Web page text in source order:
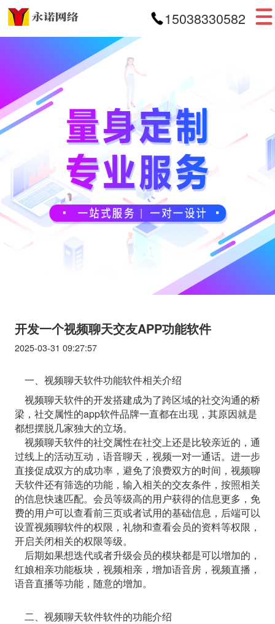
15038330582
首页
APP开发
小程序开发
案例展示
新闻资讯
关于我们
开发一个视频聊天交友APP功能软件
2025-03-31 09:27:57
一、视频聊天软件功能软件相关介绍
视频聊天软件的开发搭建成为了跨区域的社交沟通的桥
梁，社交属性的app软件品牌一直都在出现，其原因就是
都想摆脱几家独大的立场。
视频聊天软件的社交属性在社交上还是比较亲近的，通
过线上的活动互动，语音聊天，视频一对一通话。进一步
直接促成双方的成功率，避免了浪费双方的时间，视频聊
天软件还有筛选的功能，输入相关的交友条件，按照相关
的信息快速匹配。会员等级高的用户获得的信息更多，免
费的用户可以查看前三页或者试用的基础信息，后端可以
设置视频聊软件的权限，礼物和查看会员的资料等权限，
开启关闭相关的权限等级。
后期如果想迭代或者升级会员的模块都是可以增加的，
红娘相亲功能板块，视频相亲，增加语音房，视频直播，
语音直播等功能，随意的增加。
二、视频聊天软件软件的功能介绍